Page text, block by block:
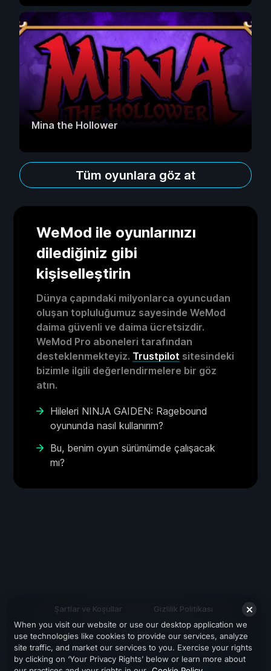
Mina the Hollower
Tüm oyunlara göz at
WeMod ile oyunlarınızı
dilediğiniz gibi
kişiselleştirin
Dünya çapındaki milyonlarca oyuncudan
oluşan topluluğumuz sayesinde WeMod
daima güvenli ve daima ücretsizdir.
WeMod Pro aboneleri tarafından
desteklenmekteyiz. Trustpilot sitesindeki
bizimle ilgili değerlendirmelere bir göz
atın.
Hileleri NINJA GAIDEN: Ragebound
oyununda nasıl kullanırım?
Bu, benim oyun sürümümde çalışacak
mı?
Şartlar ve Koşullar Gizlilik Politikası
Destek
When you visit our website or use our desktop application we
use technologies like cookies to provide our services, analyze
site traffic, and market our services to you. Exercise your rights
by clicking on ‘Your Privacy Rights’ below or learn more about